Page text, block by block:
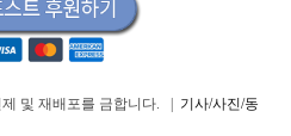
제 및 재배포를 금합니다. | 기사/사진/동